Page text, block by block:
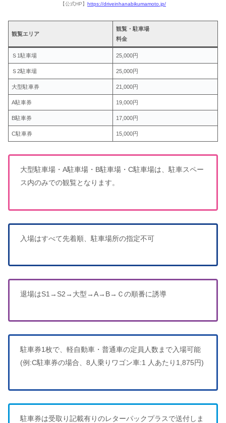
【公式HP】 https://driveinhanabikumamoto.jp/
観覧エリア
観覧・駐車場
料金
Ｓ1駐車場 25,000円
Ｓ2駐車場 25,000円
大型駐車券 21,000円
A駐車券 19,000円
B駐車券 17,000円
C駐車券 15,000円
大型駐車場・A駐車場・B駐車場・C駐車場は、駐車スペー
ス内のみでの観覧となります。
入場はすべて先着順、駐車場所の指定不可
退場はS1→S2→大型→A→B→Ｃの順番に誘導
駐車券1枚で、軽自動車・普通車の定員人数まで入場可能
(例:C駐車券の場合、8人乗りワゴン車:1 人あたり1,875円)
駐車券は受取り記載有りのレターパックプラスで送付しま